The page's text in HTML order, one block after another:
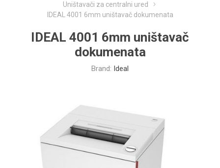
Uništavači za centralni ured
IDEAL 4001 6mm uništavač dokumenata
IDEAL 4001 6mm uništavač
dokumenata
Brand: Ideal